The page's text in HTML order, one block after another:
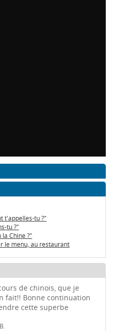
t'appelles-tu ?"
tu ?"
Chine ?"
le menu, au restaurant
de chinois, que je
fait!! Bonne continuation
cette superbe